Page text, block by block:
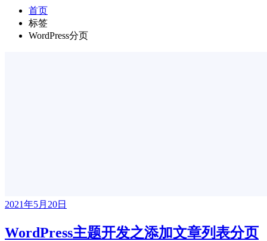
首页
标签
WordPress分页
2021年5月20日
WordPress主题开发之添加文章列表分页